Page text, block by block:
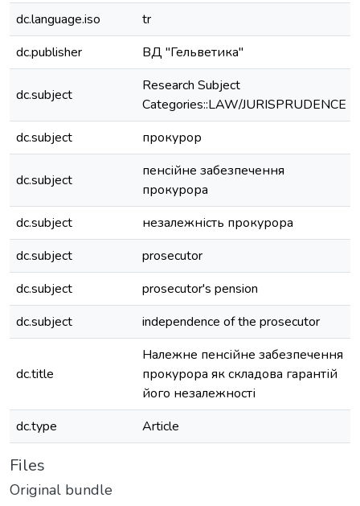
dc.language.iso
tr
dc.publisher
ВД "Гельветика"
dc.subject
Research Subject
Categories::LAW/JURISPRUDENCE
dc.subject
прокурор
dc.subject
пенсійне забезпечення
прокурора
dc.subject
незалежність прокурора
dc.subject
prosecutor
dc.subject
prosecutor's pension
dc.subject
independence of the prosecutor
dc.title
Належне пенсійне забезпечення
прокурора як складова гарантій
його незалежності
dc.type
Article
Files
Original bundle